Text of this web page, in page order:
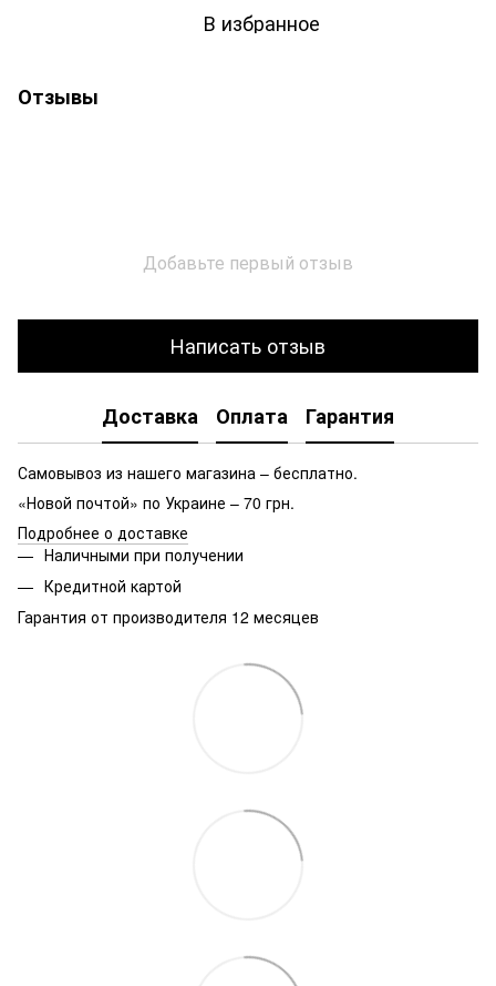
В избранное
Отзывы
Добавьте первый отзыв
Написать отзыв
Доставка Оплата Гарантия
Самовывоз из нашего магазина – бесплатно.
«Новой почтой» по Украине – 70 грн.
Подробнее о доставке
Наличными при получении
Кредитной картой
Гарантия от производителя 12 месяцев